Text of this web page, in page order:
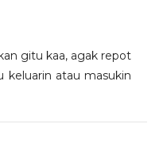
gitu kaa, agak repot
keluarin atau masukin